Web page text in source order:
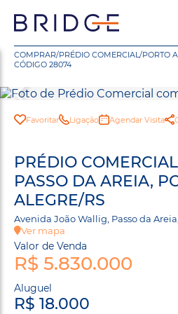
COMPRAR/PRÉDIO COMERCIAL/PORTO
CÓDIGO 28074
Favoritar Ligação Agendar Visita
PRÉDIO
PASSO DA AREIA,
ALEGRE/RS
Avenida João Wallig, Passo da
Ver mapa
Valor de Venda
R$ 5.830.000
Aluguel
R$ 18.000